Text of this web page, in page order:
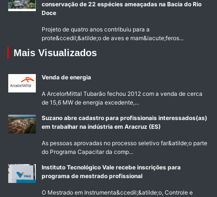
conservação de 22 espécies ameaçadas na Bacia do Rio
Doce
Projeto de quatro anos contribuiu para a
prote&ccedil;&atilde;o de aves e mam&iacute;feros...
Mais Visualizados
Venda de energia
A ArcelorMittal Tubarão fechou 2012 com a venda de cerca
de 15,6 MW de energia excedente,...
Suzano abre cadastro para profissionais interessados(as)
em trabalhar na indústria em Aracruz (ES)
As pessoas aprovadas no processo seletivo far&atilde;o parte
do Programa Capacitar da comp...
Instituto Tecnológico Vale recebe inscrições para
programa de mestrado profissional
O Mestrado em Instrumenta&ccedil;&atilde;o, Controle e